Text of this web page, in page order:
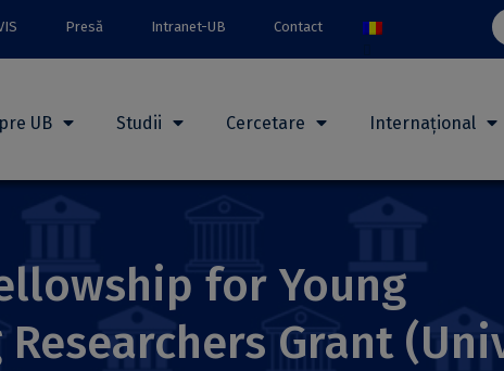
Presă Intranet-UB Contact
UB Studii Cercetare Internațional
for Young
Researchers Grant